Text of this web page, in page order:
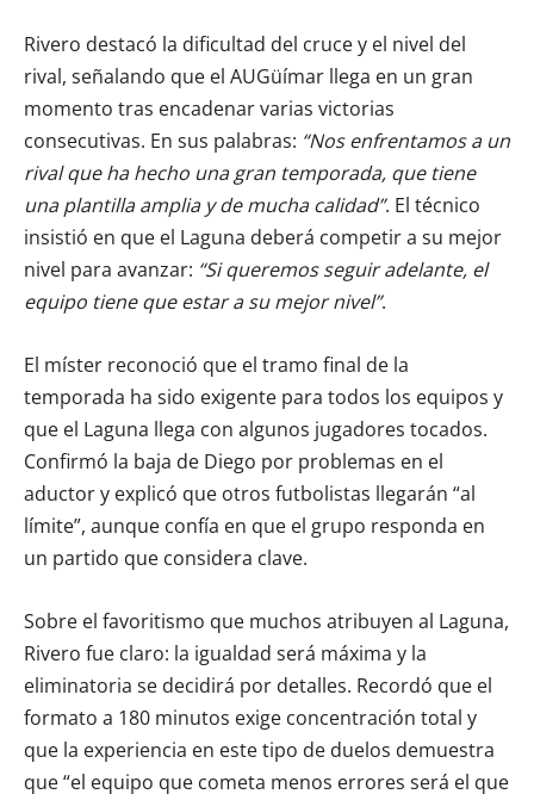
Rivero destacó la dificultad del cruce y el nivel del
rival, señalando que el AUGüímar llega en un gran
momento tras encadenar varias victorias
consecutivas. En sus palabras: “Nos enfrentamos a un
rival que ha hecho una gran temporada, que tiene
una plantilla amplia y de mucha calidad”. El técnico
insistió en que el Laguna deberá competir a su mejor
nivel para avanzar: “Si queremos seguir adelante, el
equipo tiene que estar a su mejor nivel”.
El míster reconoció que el tramo final de la
temporada ha sido exigente para todos los equipos y
que el Laguna llega con algunos jugadores tocados.
Confirmó la baja de Diego por problemas en el
aductor y explicó que otros futbolistas llegarán “al
límite”, aunque confía en que el grupo responda en
un partido que considera clave.
Sobre el favoritismo que muchos atribuyen al Laguna,
Rivero fue claro: la igualdad será máxima y la
eliminatoria se decidirá por detalles. Recordó que el
formato a 180 minutos exige concentración total y
que la experiencia en este tipo de duelos demuestra
que “el equipo que cometa menos errores será el que